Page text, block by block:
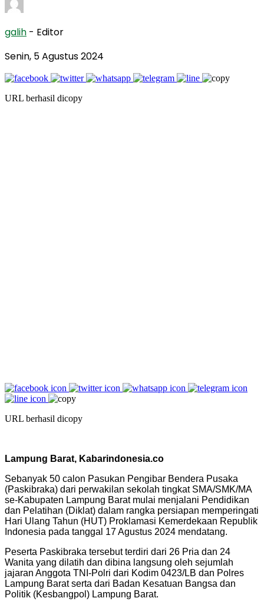
galih - Editor
Senin, 5 Agustus 2024
URL berhasil dicopy
URL berhasil dicopy
Lampung Barat, Kabarindonesia.co
Sebanyak 50 calon Pasukan Pengibar Bendera Pusaka
(Paskibraka) dari perwakilan sekolah tingkat SMA/SMK/MA
se-Kabupaten Lampung Barat mulai menjalani Pendidikan
dan Pelatihan (Diklat) dalam rangka persiapan memperingati
Hari Ulang Tahun (HUT) Proklamasi Kemerdekaan Republik
Indonesia pada tanggal 17 Agustus 2024 mendatang.
Peserta Paskibraka tersebut terdiri dari 26 Pria dan 24
Wanita yang dilatih dan dibina langsung oleh sejumlah
jajaran Anggota TNI-Polri dari Kodim 0423/LB dan Polres
Lampung Barat serta dari Badan Kesatuan Bangsa dan
Politik (Kesbangpol) Lampung Barat.